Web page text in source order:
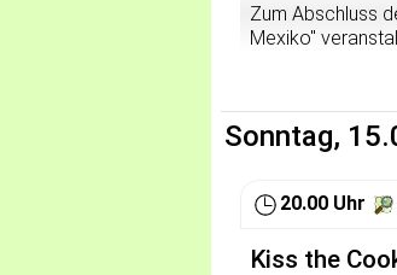
Schwerpunkt:
der
Wie kann
Wie
Ziel ist es, sich
Diskussion
Zum Abschluss
Mexiko"
Der Erlös des
der Grenze von
Sonntag,
20.00 Uhr
Kiss the